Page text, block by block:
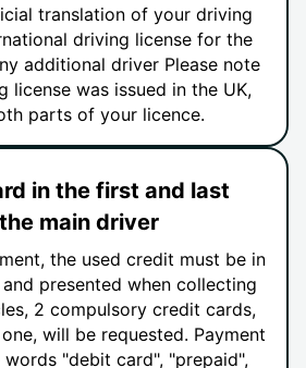
translation of your driving
driving license for the
additional driver Please note
license was issued in the UK,
parts of your licence.
in the first and last
main driver
the used credit must be in
presented when collecting
2 compulsory credit cards,
will be requested. Payment
"debit card", "prepaid",